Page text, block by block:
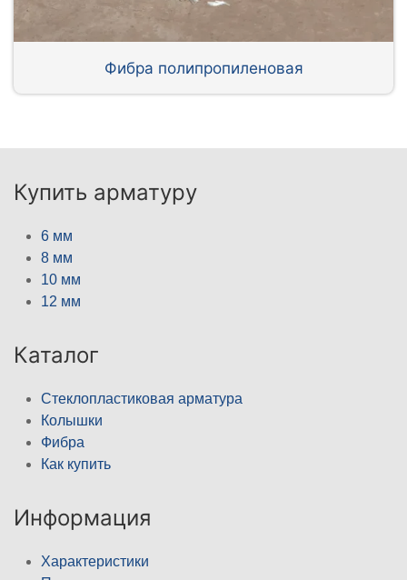
Фибра полипропиленовая
Купить арматуру
6 мм
8 мм
10 мм
12 мм
Каталог
Стеклопластиковая арматура
Колышки
Фибра
Как купить
Информация
Характеристики